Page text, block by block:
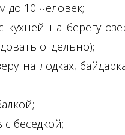
до 10 человек;
на берегу
отдельно);
на лодках,
беседкой;